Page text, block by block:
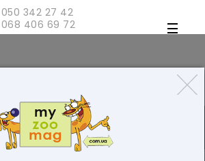
050 342 27 42
068 406 69 72
ТОВАРИ ДЛЯ КІШОК
БЛОГ
ПРО НАС
ТОВАРІВ 0 (0 ГРН)